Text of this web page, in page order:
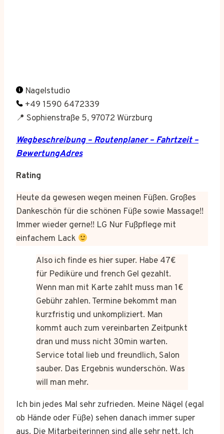
Nagelstudio
+49 1590 6472339
📍 Sophienstraße 5, 97072 Würzburg
Wegbeschreibung – Routenplaner – Fahrtzeit –
BewertungAdres
Rating
Heute da gewesen wegen meinen Füßen. Großes
Dankeschön für die schönen Füße sowie Massage!!
Immer wieder gerne!! LG Nur Fußpflege mit
einfachem Lack
Also ich finde es hier super. Habe 47€
für Pediküre und french Gel gezahlt.
Wenn man mit Karte zahlt muss man 1€
Gebühr zahlen. Termine bekommt man
kurzfristig und unkompliziert. Man
kommt auch zum vereinbarten Zeitpunkt
dran und muss nicht 30min warten.
Service total lieb und freundlich, Salon
sauber. Das Ergebnis wunderschön. Was
will man mehr.
Ich bin jedes Mal sehr zufrieden. Meine Nägel (egal
ob Hände oder Füße) sehen danach immer super